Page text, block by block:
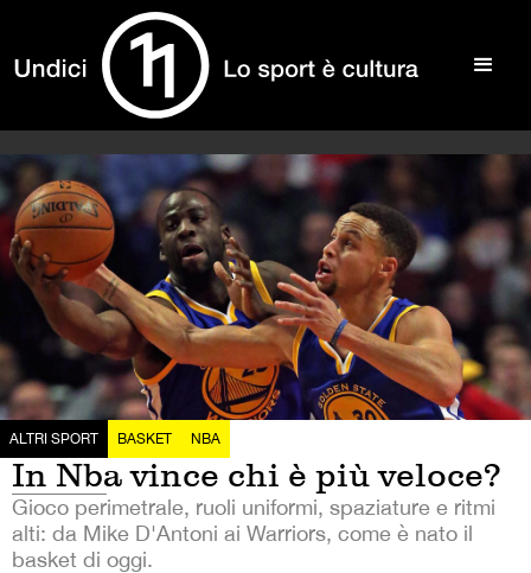
ALTRI SPORT BASKET NBA
In Nba vince chi è più veloce?
Gioco perimetrale, ruoli uniformi, spaziature e ritmi
alti: da Mike D'Antoni ai Warriors, come è nato il
basket di oggi.